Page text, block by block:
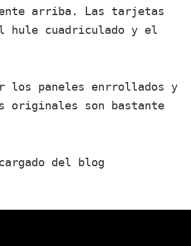
arriba. Las tarjetas
hule cuadriculado y el
los paneles enrrollados y
originales son bastante
del blog